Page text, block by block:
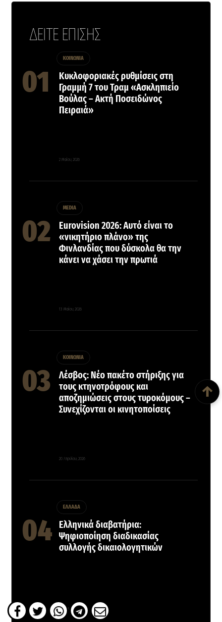
ΔΕΙΤΕ ΕΠΙΣΗΣ
ΚΟΙΝΩΝΙΑ
Κυκλοφοριακές ρυθμίσεις στη
Γραμμή 7 του Τραμ «Ασκληπιείο
Βούλας – Ακτή Ποσειδώνος
Πειραιά»
2 Μαΐου, 2026
MEDIA
Eurovision 2026: Αυτό είναι το
«νικητήριο πλάνο» της
Φινλανδίας που δύσκολα θα την
κάνει να χάσει την πρωτιά
13 Μαΐου, 2026
ΚΟΙΝΩΝΙΑ
Λέσβος: Νέο πακέτο στήριξης για
τους κτηνοτρόφους και
αποζημιώσεις στους τυροκόμους –
Συνεχίζονται οι κινητοποίσεις
20 Απριλίου, 2026
ΕΛΛΑΔΑ
Ελληνικά διαβατήρια:
Ψηφιοποίηση διαδικασίας
συλλογής δικαιολογητικών
8 Ιανουαρίου, 2026
↑